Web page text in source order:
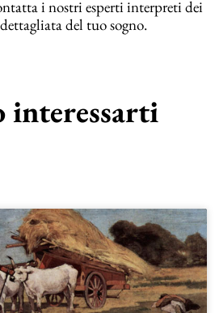
i nostri esperti interpreti dei
del tuo sogno.
interessarti